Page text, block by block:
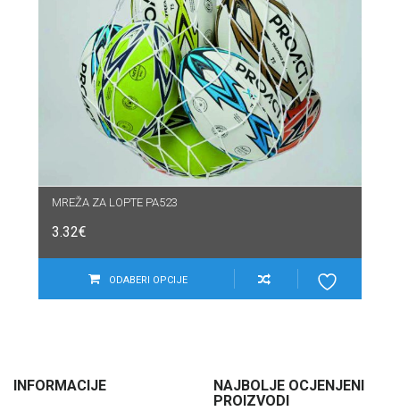
MREŽA ZA LOPTE PA523
3.32€
ODABERI OPCIJE
INFORMACIJE
NAJBOLJE OCJENJENI
PROIZVODI